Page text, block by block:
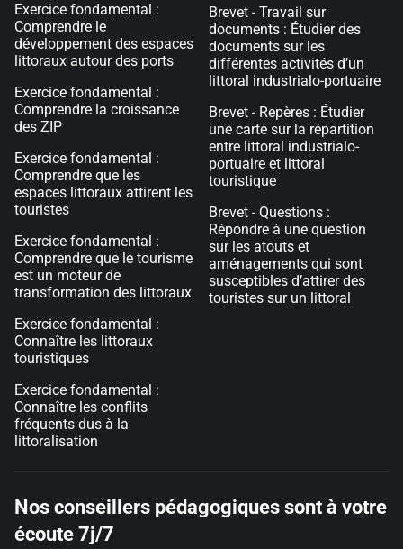
Exercice fondamental :
Comprendre le
développement des espaces
littoraux autour des ports
Exercice fondamental :
Comprendre la croissance
des ZIP
Exercice fondamental :
Comprendre que les
espaces littoraux attirent les
touristes
Exercice fondamental :
Comprendre que le tourisme
est un moteur de
transformation des littoraux
Exercice fondamental :
Connaître les littoraux
touristiques
Exercice fondamental :
Connaître les conflits
fréquents dus à la
littoralisation
Brevet - Travail sur
documents : Étudier des
documents sur les
différentes activités d’un
littoral industrialo-portuaire
Brevet - Repères : Étudier
une carte sur la répartition
entre littoral industrialo-
portuaire et littoral
touristique
Brevet - Questions :
Répondre à une question
sur les atouts et
aménagements qui sont
susceptibles d’attirer des
touristes sur un littoral
Nos conseillers pédagogiques sont à votre
écoute 7j/7